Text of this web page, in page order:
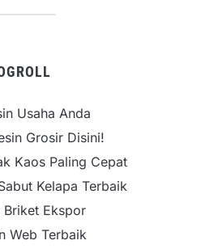
Usaha Anda
Grosir Disini!
Kaos Paling Cepat
Kelapa Terbaik
Briket Ekspor
Web Terbaik